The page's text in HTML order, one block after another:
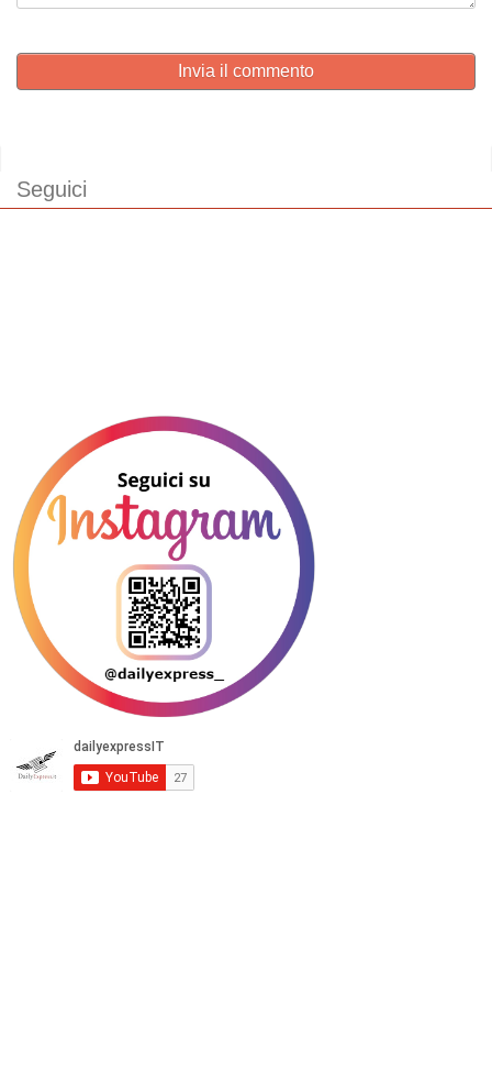
Invia il commento
Seguici